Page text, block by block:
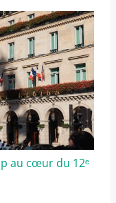
au cœur du 12ᵉ